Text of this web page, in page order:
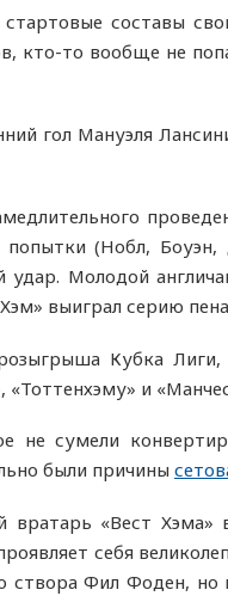
составы
то вообще не
гол Мануэля
(Нобл,
Молодой
выиграл серию
Кубка Лиги,
«Тоттенхэму» и
сумели
были причины
вратарь «Вест
себя
Фил Фоден, но